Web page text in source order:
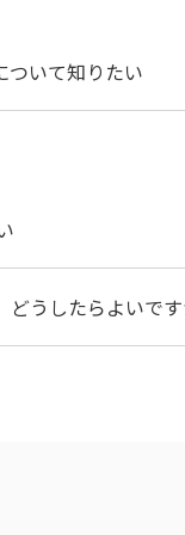
ついて知りたい
どうしたらよいで